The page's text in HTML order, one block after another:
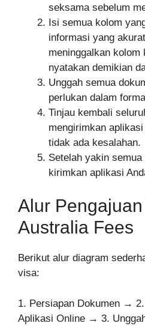
seksama sebelum
Isi semua kolom
informasi yang
meninggalkan kolom
nyatakan demikian
Unggah semua
perlukan dalam
Tinjau kembali
mengirimkan
tidak ada kesalahan.
Setelah yakin
kirimkan aplikasi
Alur
Australia Fees
Berikut alur diagram
visa:
1. Persiapan Dokumen →
Aplikasi Online → 3.